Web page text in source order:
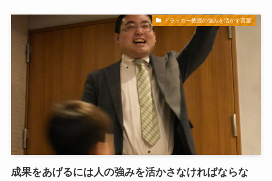
ドラッカー教授の強みを活かす言葉
成果をあげるには人の強みを活かさなければならな